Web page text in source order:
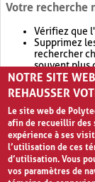
Votre recherche
Vérifiez que
Supprimez
rechercher
souvent plus
Envisagez
retournera
NOTRE SITE
REHAUSSER
Le site web de
afin de recueillir
expérience à ses
l’utilisation de ces
d’utilisation. Vous
vos paramètres de